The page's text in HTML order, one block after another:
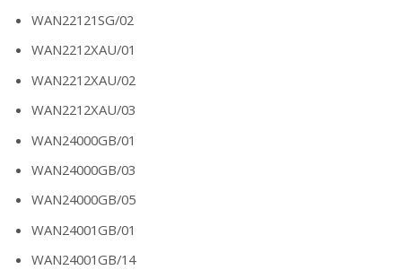
WAN22121SG/02
WAN2212XAU/01
WAN2212XAU/02
WAN2212XAU/03
WAN24000GB/01
WAN24000GB/03
WAN24000GB/05
WAN24001GB/01
WAN24001GB/14